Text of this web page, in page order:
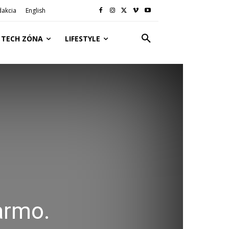
English
TECH ZÓNA LIFESTYLE